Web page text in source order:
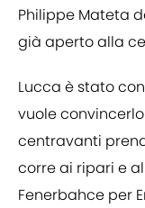
Philippe Mateta
già aperto alla
Lucca è stato
vuole
centravanti
corre ai ripari e
Fenerbahce per